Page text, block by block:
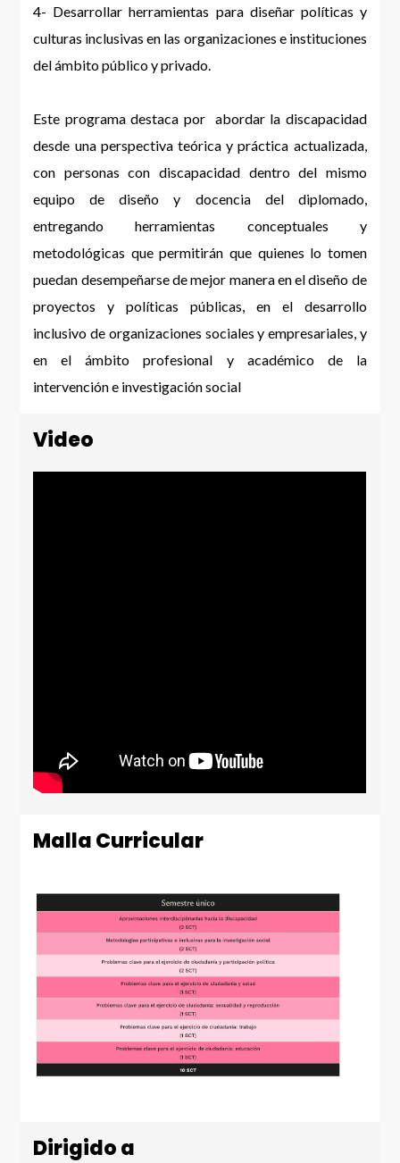
4- Desarrollar herramientas para diseñar políticas y
culturas inclusivas en las organizaciones e instituciones
del ámbito público y privado.
Este programa destaca por abordar la discapacidad
desde una perspectiva teórica y práctica actualizada,
con personas con discapacidad dentro del mismo
equipo de diseño y docencia del diplomado,
entregando herramientas conceptuales y
metodológicas que permitirán que quienes lo tomen
puedan desempeñarse de mejor manera en el diseño de
proyectos y políticas públicas, en el desarrollo
inclusivo de organizaciones sociales y empresariales, y
en el ámbito profesional y académico de la
intervención e investigación social
Video
Malla Curricular
Dirigido a